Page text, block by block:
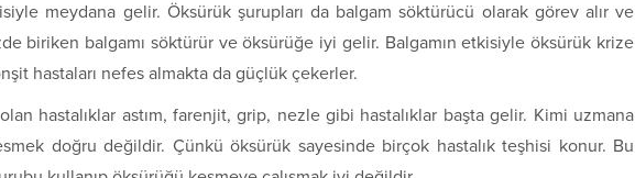
meydana gelir. Öksürük şurupları da balgam söktürücü olarak görev alır ve
biriken balgamı söktürür ve öksürüğe iyi gelir. Balgamın etkisiyle öksürük krize
hastaları nefes almakta da güçlük çekerler.
hastalıklar astım, farenjit, grip, nezle gibi hastalıklar başta gelir. Kimi uzmana
doğru değildir. Çünkü öksürük sayesinde birçok hastalık teşhisi konur. Bu